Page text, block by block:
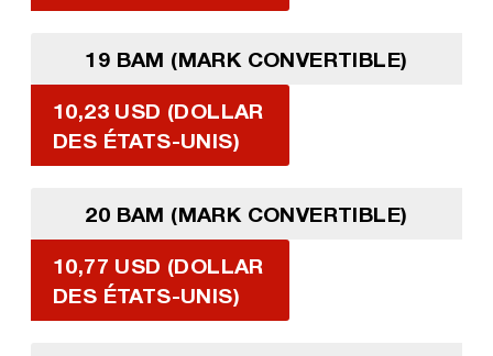
19 BAM (MARK CONVERTIBLE)
10,23 USD (DOLLAR
DES ÉTATS-UNIS)
20 BAM (MARK CONVERTIBLE)
10,77 USD (DOLLAR
DES ÉTATS-UNIS)